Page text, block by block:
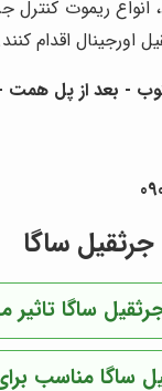
اورجینال اقدام
نیک زارع - کوچه خانبابایی شرقی -
ساگا
ساگا تاثیر
ساگا مناسب